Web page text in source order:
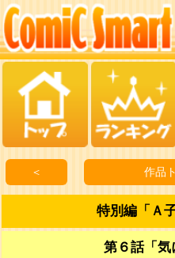
＜ 作品
特別編「Ａ
第６話「気